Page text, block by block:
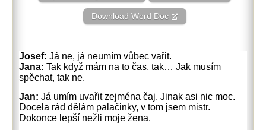
Download Word Doc
Josef:Já ne, já neumím vůbec vařit.
Jana:Tak když mám na to čas, tak… Jak musím
spěchat, tak ne.
Jan:Já umím uvařit zejména čaj. Jinak asi nic moc.
Docela rád dělám palačinky, v tom jsem mistr.
Dokonce lepší nežli moje žena.